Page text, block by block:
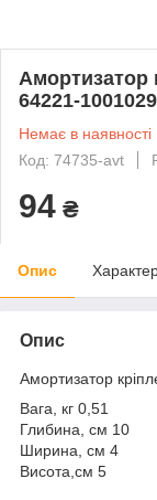
Амортизатор
64221-1001029
Немає в наявності
Код: 74735-avt
94 ₴
Опис
Опис
Амортизатор
Вага, кг 0,51
Глибина, см 10
Ширина, см 4
Висота,см 5